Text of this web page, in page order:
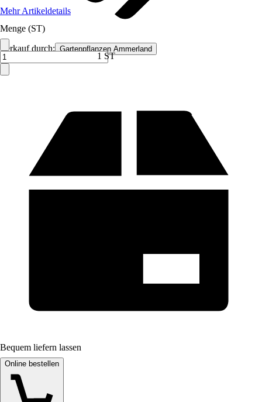
Verkauf durch: Gartenpflanzen Ammerland
Mehr Artikeldetails
Menge (ST)
1 ST
Bequem liefern lassen
Online bestellen